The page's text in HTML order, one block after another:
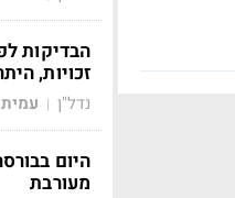
הבדיקות
זכויות,
נדל"ן |
היום
מעורבת